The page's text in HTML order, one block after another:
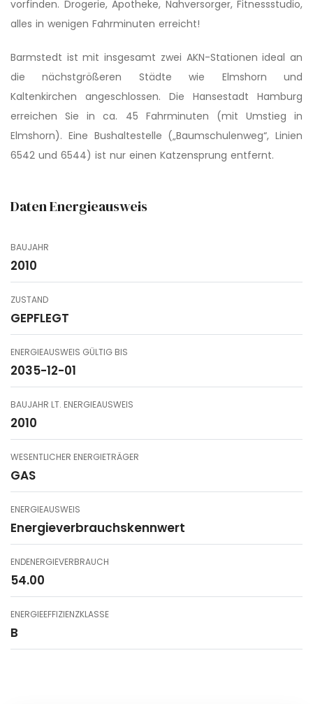
vorfinden. Drogerie, Apotheke, Nahversorger, Fitnessstudio,
alles in wenigen Fahrminuten erreicht!
Barmstedt ist mit insgesamt zwei AKN-Stationen ideal an
die nächstgrößeren Städte wie Elmshorn und
Kaltenkirchen angeschlossen. Die Hansestadt Hamburg
erreichen Sie in ca. 45 Fahrminuten (mit Umstieg in
Elmshorn). Eine Bushaltestelle („Baumschulenweg“, Linien
6542 und 6544) ist nur einen Katzensprung entfernt.
Daten Energieausweis
BAUJAHR
2010
ZUSTAND
GEPFLEGT
ENERGIEAUSWEIS GÜLTIG BIS
2035-12-01
BAUJAHR LT. ENERGIEAUSWEIS
2010
WESENTLICHER ENERGIETRÄGER
GAS
ENERGIEAUSWEIS
Energieverbrauchskennwert
ENDENERGIEVERBRAUCH
54.00
ENERGIEEFFIZIENZKLASSE
B